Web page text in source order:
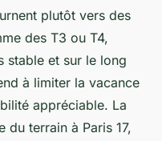
plutôt vers des
des T3 ou T4,
stable et sur le long
à limiter la vacance
appréciable. La
terrain à Paris 17,